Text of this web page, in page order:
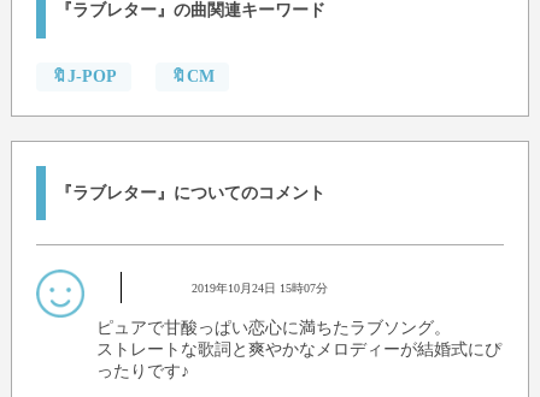
『ラブレター』の曲関連キーワード
🔖J-POP 🔖CM
『ラブレター』についてのコメント
2019年10月24日 15時07分
ピュアで甘酸っぱい恋心に満ちたラブソング。
ストレートな歌詞と爽やかなメロディーが結婚式にぴ
ったりです♪